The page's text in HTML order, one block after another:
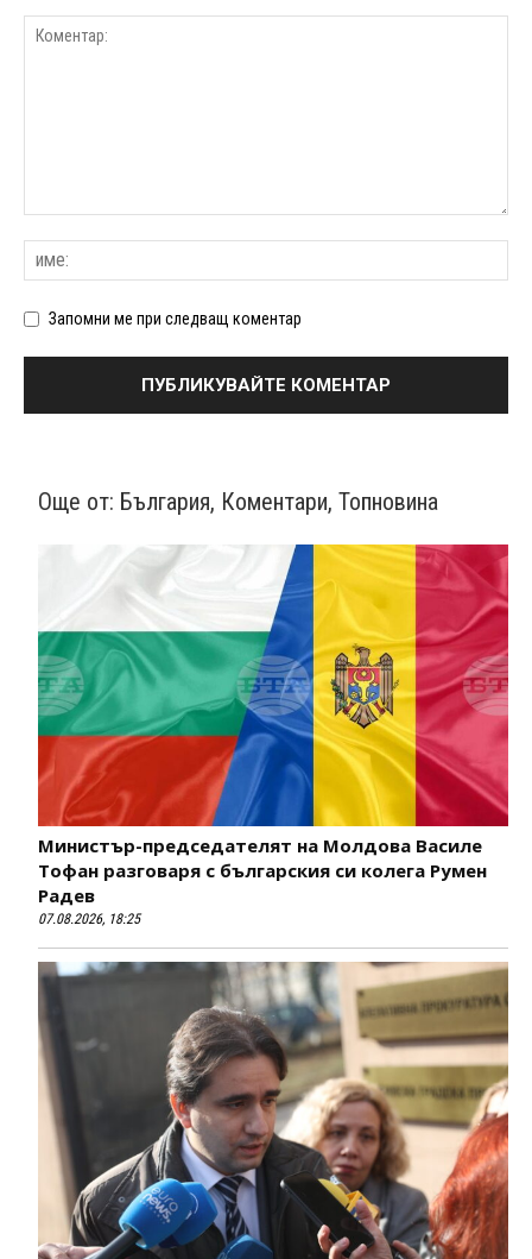
Запомни ме при следващ коментар
Още от: България, Коментари, Топновина
Министър-председателят на Молдова Василе
Тофан разговаря с българския си колега Румен
Радев
07.08.2026, 18:25